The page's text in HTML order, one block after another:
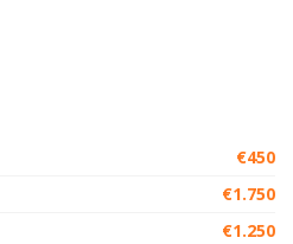
€450
€1.750
€1.250